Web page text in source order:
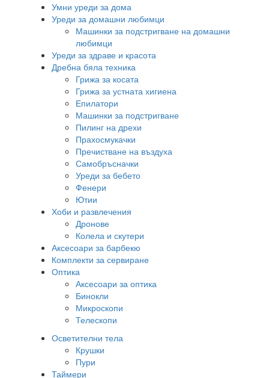
Умни уреди за дома
Уреди за домашни любимци
Машинки за подстригване на домашни
любимци
Уреди за здраве и красота
Дребна бяла техника
Грижа за косата
Грижа за устната хигиена
Епилатори
Машинки за подстригване
Пилинг на дрехи
Прахосмукачки
Пречистване на въздуха
Самобръсначки
Уреди за бебето
Фенери
Ютии
Хоби и развлечения
Дронове
Колела и скутери
Аксесоари за барбекю
Комплекти за сервиране
Оптика
Аксесоари за оптика
Бинокли
Микроскопи
Телескопи
Осветителни тела
Крушки
Пури
Таймери